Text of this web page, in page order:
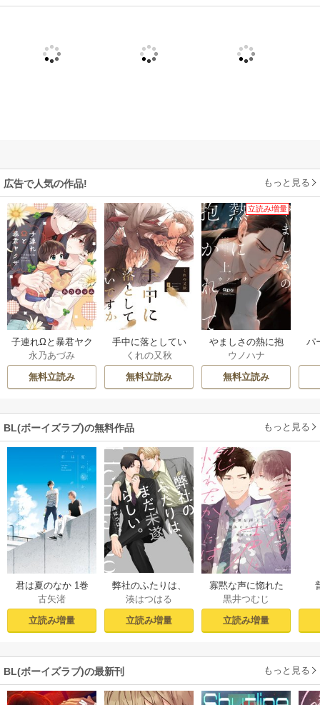
広告で人気の作品! もっと見る
子連れΩと暴君ヤク
ザ【単行本版】
永乃あづみ
無料立読み
手中に落としてい
いですか【単行本
版】
くれの又秋
無料立読み
立読み増量
やましさの熱に抱
かれて 【電子限定
特典付き】
ウノハナ
無料立読み
パ
BL(ボーイズラブ)の無料作品 もっと見る
君は夏のなか 1巻
古矢渚
立読み増量
弊社のふたりは、
まだ未遂らしい。
１【コミックシー
モア限定描き下ろ
湊はつはる
立読み増量
寡黙な声に惚れた
からには【おまけ
付き電子限定版】
黒井つむじ
立読み増量
BL(ボーイズラブ)の最新刊 もっと見る